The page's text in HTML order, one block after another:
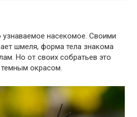
узнаваемое насекомое. Своими
шмеля, форма тела знакома
Но от своих собратьев это
темным окрасом.